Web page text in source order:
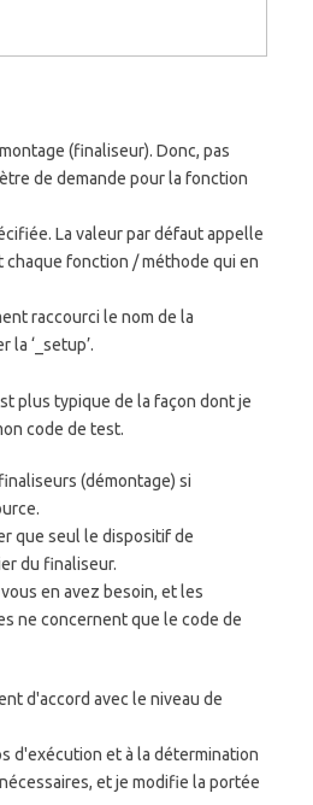
(finaliseur). Donc, pas
de demande pour la fonction
La valeur par défaut appelle
chaque fonction / méthode qui en
raccourci le nom de la
la ‘_setup’.
plus typique de la façon dont je
code de test.
(démontage) si
que seul le dispositif de
du finaliseur.
en avez besoin, et les
ne concernent que le code de
d'accord avec le niveau de
d'exécution et à la détermination
et je modifie la portée